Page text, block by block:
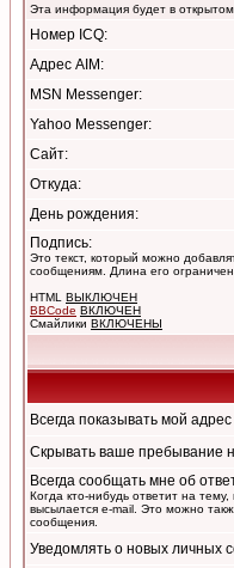
Эта информация будет в открытом
Номер ICQ:
Адрес AIM:
MSN Messenger:
Yahoo Messenger:
Сайт:
Откуда:
День рождения:
Подпись:
Это текст, который можно
сообщениям. Длина его
HTML ВЫКЛЮЧЕН
BBCode ВКЛЮЧЕН
Смайлики ВКЛЮЧЕНЫ
Всегда показывать мой
Скрывать ваше пребывание
Всегда сообщать мне об
Когда кто-нибудь ответит на
высылается e-mail. Это можно
сообщения.
Уведомлять о новых личных